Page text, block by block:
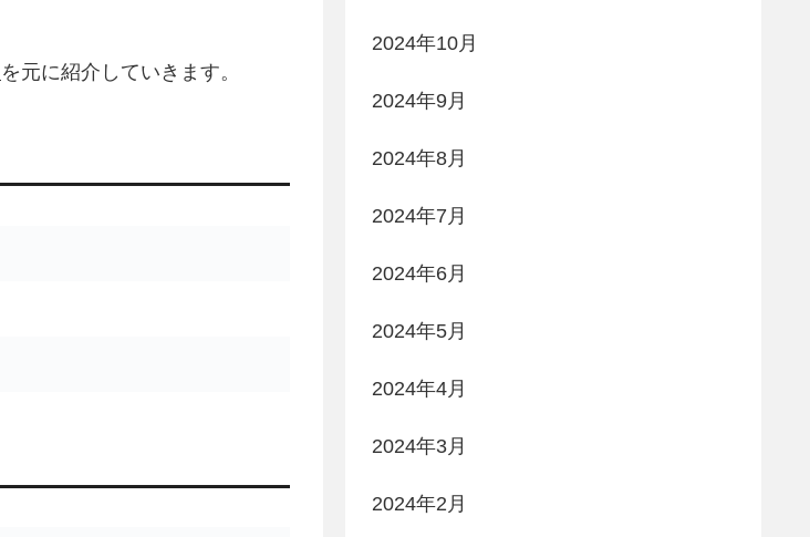
を元に紹介していきます。
2024年10月
2024年9月
2024年8月
2024年7月
2024年6月
2024年5月
2024年4月
2024年3月
2024年2月